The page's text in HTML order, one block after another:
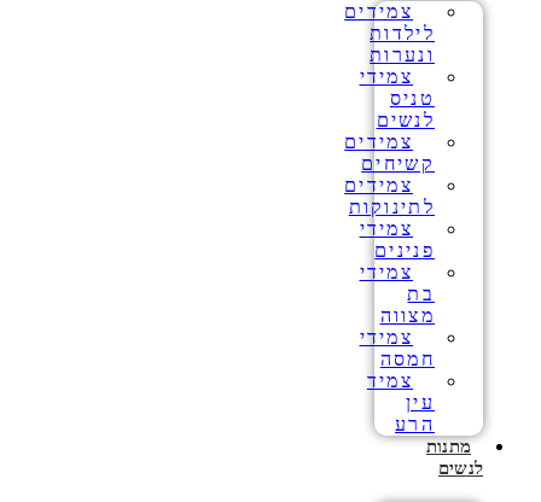
צמידים
לילדות
ונערות
צמידי
טניס
לנשים
צמידים
קשיחים
צמידים
לתינוקות
צמידי
פנינים
צמידי
בת
מצווה
צמידי
חמסה
צמיד
עין
הרע
מתנות
לנשים